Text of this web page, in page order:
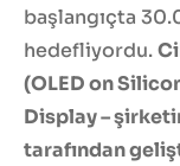
başlangıçta
hedefliyordu.
(OLED on
Display –
tarafından